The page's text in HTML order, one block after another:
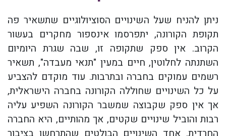
ניתן להניח שעל השינויים הסוציולוגיים שתשאיר פה
תקופת הקורונה, יתפרסמו אינספור מחקרים בעשור
הקרוב. אין ספק שתקופה זו, שבה שגרת היומיום
השתנתה לחלוטין, חיים במעין "תנאי מעבדה", תשאיר
רשמים עמוקים בחברה ובתרבות. עוד מוקדם להצביע
על כל השינויים שחוללה הקורונה בחברה הישראלית,
אך אין ספק שקבוצה שמשבר הקורונה השפיע עליה
רבות והוביל שינויים שקטים, אך מהותיים, היא החברה